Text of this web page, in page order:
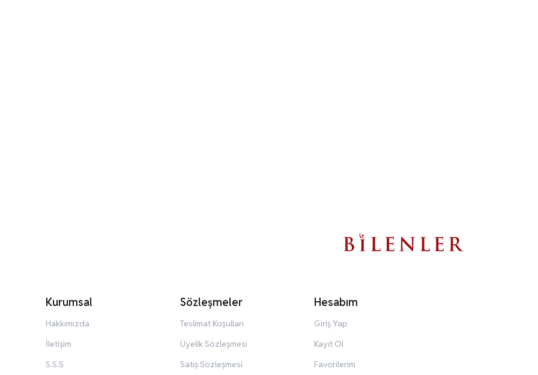
Kurumsal
Hakkımızda
İletişim
S.S.S
Sözleşmeler
Teslimat Koşulları
Üyelik Sözleşmesi
Satış Sözleşmesi
Hesabım
Giriş Yap
Kayıt Ol
Favorilerim